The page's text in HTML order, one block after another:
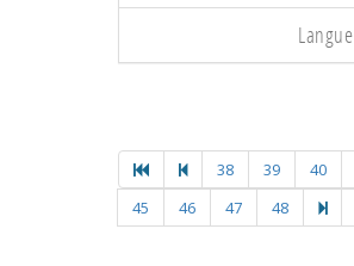
Langue
38 39 40
45
46 47 48